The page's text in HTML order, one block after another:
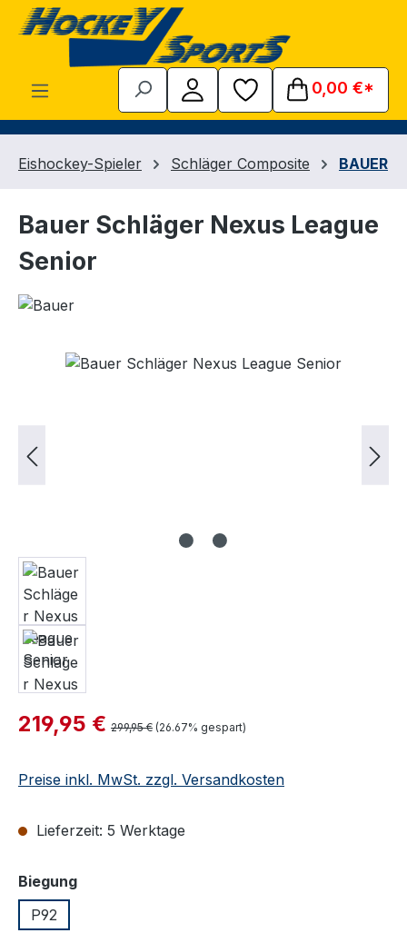
Zum Hauptinhalt springen
0,00 €*
Eishockey-Spieler Schläger Composite BAUER
Bauer Schläger Nexus League
Senior
Bildergalerie überspringen
Verkaufspreis:
219,95 € Regulärer Preis:
299,95 € (26.67% gespart)
Preise inkl. MwSt. zzgl. Versandkosten
Lieferzeit: 5 Werktage
Biegungauswählen
P92